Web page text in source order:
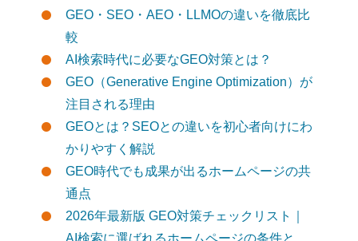
GEO・SEO・AEO・LLMOの違いを徹底比
較
AI検索時代に必要なGEO対策とは？
GEO（Generative Engine Optimization）が
注目される理由
GEOとは？SEOとの違いを初心者向けにわ
かりやすく解説
GEO時代でも成果が出るホームページの共
通点
2026年最新版 GEO対策チェックリスト｜
AI検索に選ばれるホームページの条件と